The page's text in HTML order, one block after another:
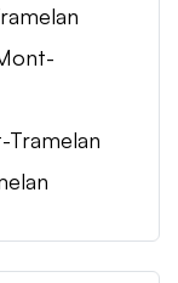
Tramelan